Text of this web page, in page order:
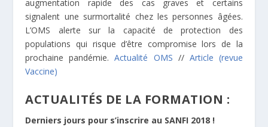
augmentation rapide des cas graves et certains
signalent une surmortalité chez les personnes âgées.
L’OMS alerte sur la capacité de protection des
populations qui risque d’être compromise lors de la
prochaine pandémie.Actualité OMS // Article (revue
Vaccine)
ACTUALITÉS DE LA FORMATION :
Derniers jours pour s’inscrire au SANFI 2018 !